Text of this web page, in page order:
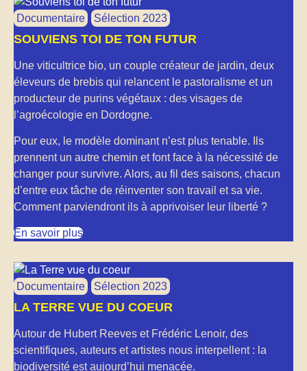
Documentaire Sélection 2023
SOUVIENS TOI DE TON FUTUR
Une viticultrice bio, un couple créateur de jardin, deux
éleveurs de brebis qui relancent le pastoralisme et un
producteur de purins végétaux : des visages de
l’agroécologie en Dordogne.
Pour eux, le modèle dominant n’est plus tenable. Ils
prennent un autre chemin et font face à la nécessité de
changer pour survivre. Alors, au fil des saisons, chacun
d’entre eux tâche de réinventer son travail et sa vie.
Comment parviendront ils à apprivoiser leur liberté ?
En savoir plus
Documentaire Sélection 2023
LA TERRE VUE DU COEUR
Autour de Hubert Reeves et Frédéric Lenoir, des
scientifiques, auteurs et artistes nous interpellent : la
biodiversité est aujourd’hui menacée.